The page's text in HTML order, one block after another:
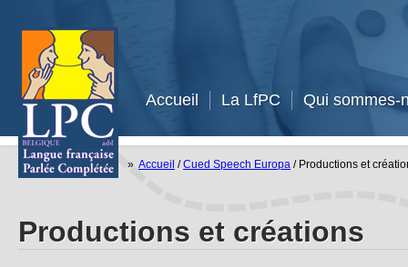
Accueil La LfPC Qui sommes-
» Accueil / Cued Speech Europa /Productions et
Productions et créations